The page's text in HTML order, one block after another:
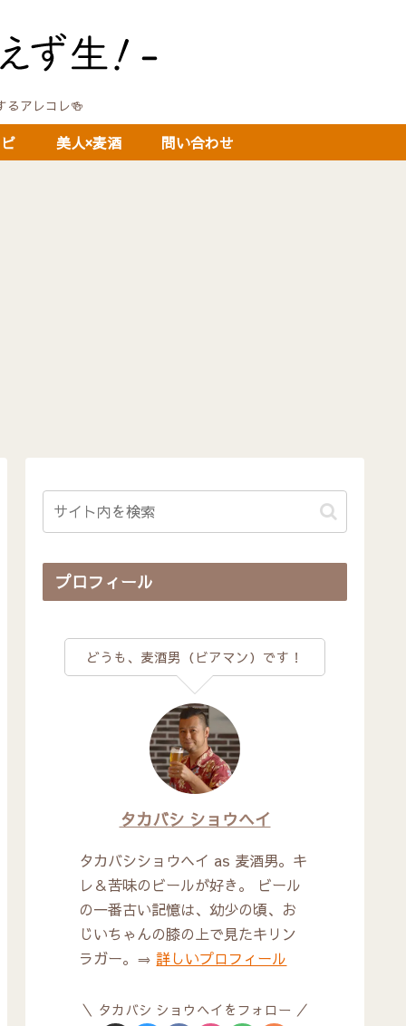
アレコレ🍻
美人×麦酒 問い合わせ
プロフィール
どうも、麦酒男（ビアマン）です！
タカバシ ショウヘイ
タカバシショウヘイ as 麦酒男。キ
レ＆苦味のビールが好き。 ビール
の一番古い記憶は、幼少の頃、お
じいちゃんの膝の上で見たキリン
ラガー。⇒詳しいプロフィール
タカバシ ショウヘイをフォロー